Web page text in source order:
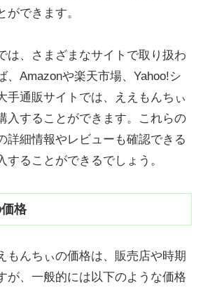
ができます。
は、さまざまなサイトで取り扱わ
、Amazonや楽天市場、Yahoo!シ
手通販サイトでは、ええもんちぃ
入することができます。これらの
詳細情報やレビューも確認できる
することができるでしょう。
格
もんちぃの価格は、販売店や時期
が、一般的には以下のような価格